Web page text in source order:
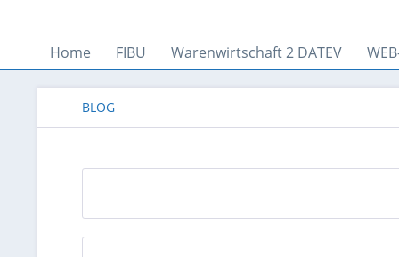
Home FIBU Warenwirtschaft 2 DATEV
BLOG